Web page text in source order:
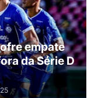
empate
da Série D